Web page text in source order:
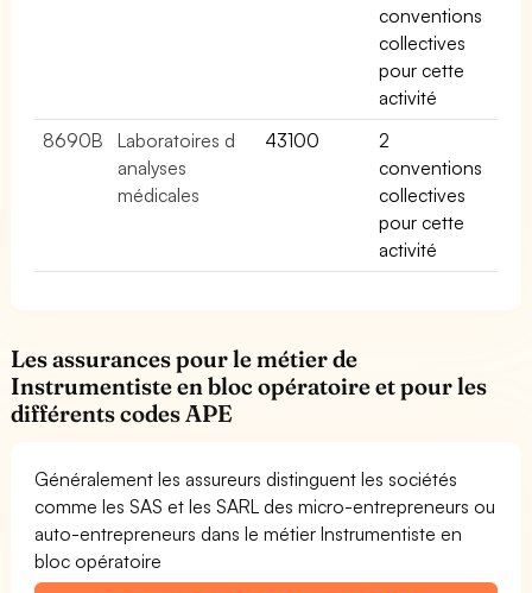
conventions
collectives
pour cette
activité
8690B
Laboratoires d
analyses
médicales
43100
2
conventions
collectives
pour cette
activité
Les assurances pour le métier de
Instrumentiste en bloc opératoire et pour les
différents codes APE
Généralement les assureurs distinguent les sociétés
comme les SAS et les SARL des micro-entrepreneurs ou
auto-entrepreneurs dans le métier Instrumentiste en
bloc opératoire